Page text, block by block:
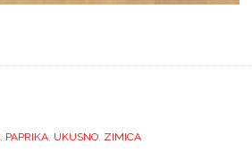
PAPRIKA UKUSNO ZIMICA